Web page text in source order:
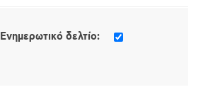
Ενημερωτικό δελτίο: